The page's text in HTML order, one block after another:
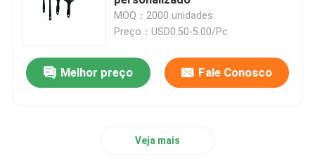
Pincel de cerdas pretas
Pincel de cerdas brancas
MOQ：2000 unidades
Preço：USD0.50-5.00/Pc
Melhor preço Fale Conosco
Veja mais